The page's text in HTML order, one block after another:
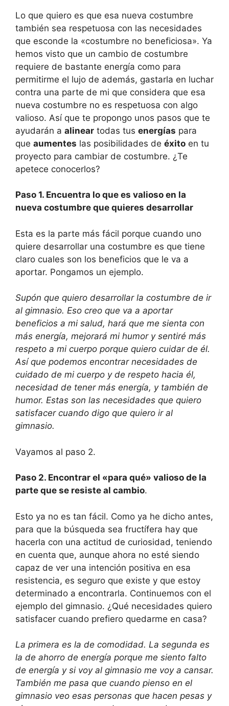
Lo que quiero es que esa nueva costumbre
también sea respetuosa con las necesidades
que esconde la «costumbre no beneficiosa». Ya
hemos visto que un cambio de costumbre
requiere de bastante energía como para
permitirme el lujo de además, gastarla en luchar
contra una parte de mi que considera que esa
nueva costumbre no es respetuosa con algo
valioso. Así que te propongo unos pasos que te
ayudarán a alinear todas tus energías para
que aumentes las posibilidades de éxito en tu
proyecto para cambiar de costumbre. ¿Te
apetece conocerlos?
Paso 1. Encuentra lo que es valioso en la
nueva costumbre que quieres desarrollar
Esta es la parte más fácil porque cuando uno
quiere desarrollar una costumbre es que tiene
claro cuales son los beneficios que le va a
aportar. Pongamos un ejemplo.
Supón que quiero desarrollar la costumbre de ir
al gimnasio. Eso creo que va a aportar
beneficios a mi salud, hará que me sienta con
más energía, mejorará mi humor y sentiré más
respeto a mi cuerpo porque quiero cuidar de él.
Así que podemos encontrar necesidades de
cuidado de mi cuerpo y de respeto hacia él,
necesidad de tener más energía, y también de
humor. Estas son las necesidades que quiero
satisfacer cuando digo que quiero ir al
gimnasio.
Vayamos al paso 2.
Paso 2. Encontrar el «para qué» valioso de la
parte que se resiste al cambio.
Esto ya no es tan fácil. Como ya he dicho antes,
para que la búsqueda sea fructífera hay que
hacerla con una actitud de curiosidad, teniendo
en cuenta que, aunque ahora no esté siendo
capaz de ver una intención positiva en esa
resistencia, es seguro que existe y que estoy
determinado a encontrarla. Continuemos con el
ejemplo del gimnasio. ¿Qué necesidades quiero
satisfacer cuando prefiero quedarme en casa?
La primera es la de comodidad. La segunda es
la de ahorro de energía porque me siento falto
de energía y si voy al gimnasio me voy a cansar.
También me pasa que cuando pienso en el
gimnasio veo esas personas que hacen pesas y